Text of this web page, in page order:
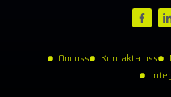
Om oss Kontakta oss